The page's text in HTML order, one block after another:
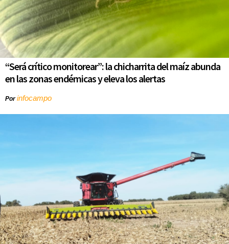
“Será crítico monitorear”: la chicharrita del maíz abunda
en las zonas endémicas y eleva los alertas
Porinfocampo